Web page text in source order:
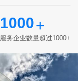
1000+
服务企业数量超过1000+